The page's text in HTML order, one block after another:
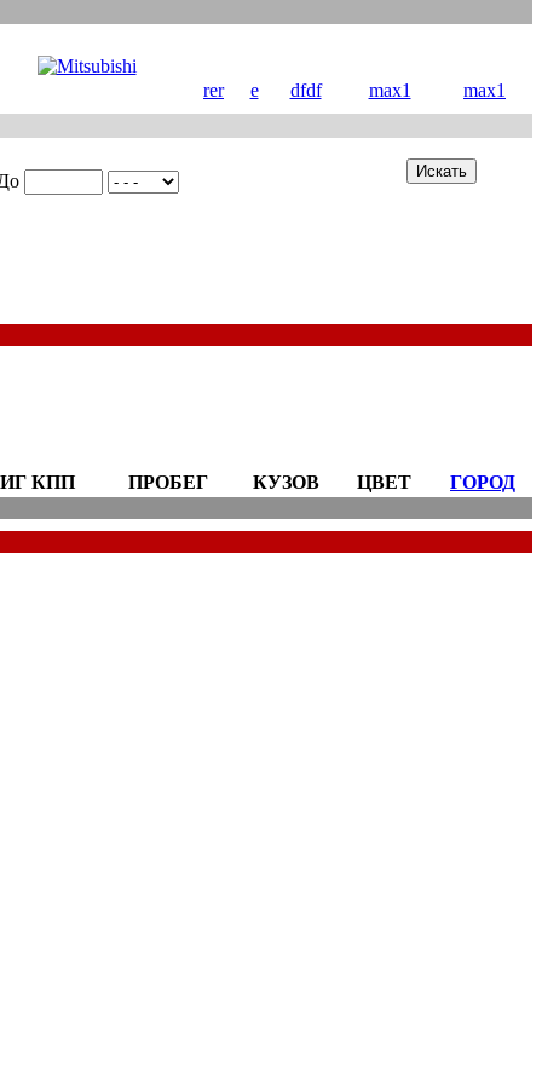
rer e dfdf max1 max1
КПП ПРОБЕГ КУЗОВ ЦВЕТ ГОРОД